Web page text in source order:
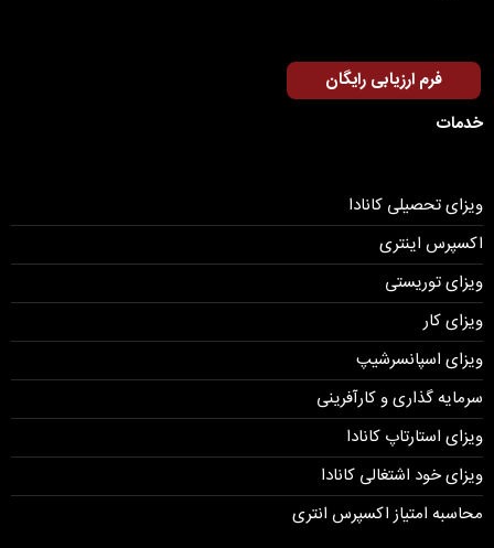
فرم ارزیابی رایگان
خدمات
ویزای تحصیلی کانادا
اکسپرس اینتری
ویزای توریستی
ویزای کار
ویزای اسپانسرشیپ
سرمایه گذاری و کارآفرینی
ویزای استارتاپ کانادا
ویزای خود اشتغالی کانادا
محاسبه امتیاز اکسپرس انتری